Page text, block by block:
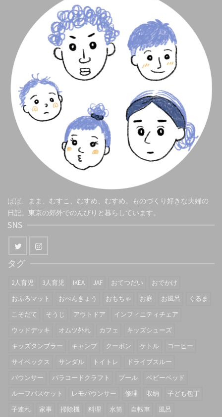
ぱぱ、まま、むすこ、むすめ、むすめ。ものづくり好きな夫婦の
日記。東京の郊外でのんびりと暮らしています。
SNS
タグ
2人育児 3人育児 IKEA JAF おてつだい
おでかけ
おふろマット
おべんきょう おもちゃ お庭 お風呂
くるま
こそだて
そうじ アウトドア
インフィニティチェア
ウッドデッキ
オムツ外れ カフェ
キッズシューズ
キッズタンブラー
キャンプ クーポン ケトル
コーヒー
サイベックス
サンダル トイトレ
ドライブスルー
バウンサー
パラコードクラフト プール
ベビーベッド
ルーフバスケット
レモバウンサー 修理 収納
子ども包丁
子連れ
家事 掃除機 料理 水筒 自転車 風呂